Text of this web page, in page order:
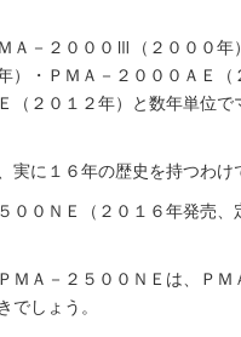
Ａ－２０００Ⅲ（２０００年
）・ＰＭＡ－２０００ＡＥ（
（２０１２年）と数年単位
実に１６年の歴史を持つわけ
００ＮＥ（２０１６年発売、
ＭＡ－２５００ＮＥは、Ｐ
でしょう。